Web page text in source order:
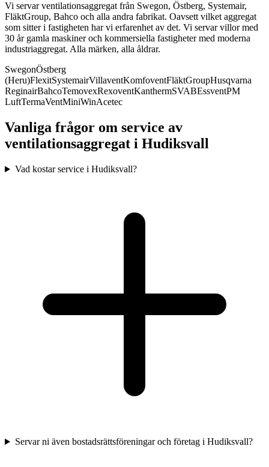
Vi servar ventilationsaggregat från Swegon, Östberg, Systemair,
FläktGroup, Bahco och alla andra fabrikat. Oavsett vilket aggregat
som sitter i fastigheten har vi erfarenhet av det. Vi servar villor med
30 år gamla maskiner och kommersiella fastigheter med moderna
industriaggregat. Alla märken, alla åldrar.
SwegonÖstberg
(Heru)FlexitSystemairVillaventKomfoventFläktGroupHusqvarna
ReginairBahcoTemovexRexoventKanthermSVABEssventPM
LuftTermaVentMiniWinAcetec
Vanliga frågor om service av
ventilationsaggregat i Hudiksvall
Vad kostar service i Hudiksvall?
Servar ni även bostadsrättsföreningar och företag i Hudiksvall?